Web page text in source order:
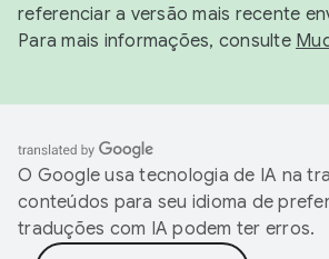
referenciar a versão mais recente
Para mais informações, consulte
O Google usa tecnologia de IA na
conteúdos para seu idioma de
traduções com IA podem ter erros.